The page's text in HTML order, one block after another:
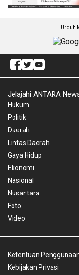
Unduh
Jelajahi ANTARA
Hukum
Politik
Daerah
Lintas Daerah
Gaya Hidup
Ekonomi
Nasional
Nusantara
Foto
Video
Ketentuan Penggunaan
Kebijakan Privasi